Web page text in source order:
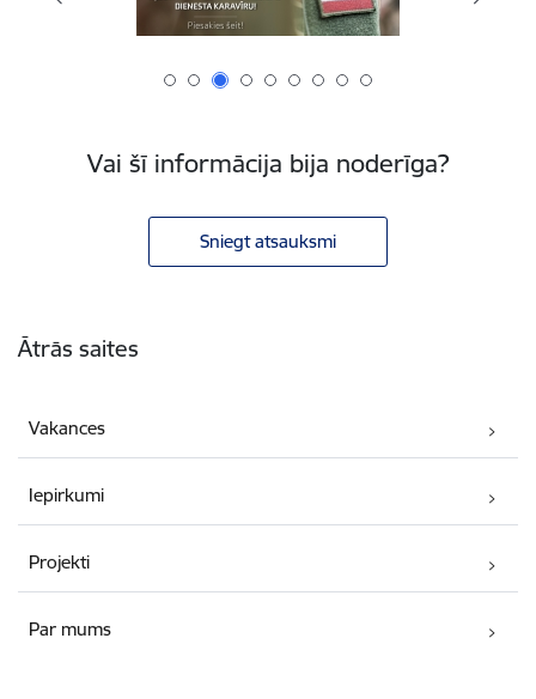
Vai šī informācija bija noderīga?
Sniegt atsauksmi
Ātrās saites
Vakances
Iepirkumi
Projekti
Par mums